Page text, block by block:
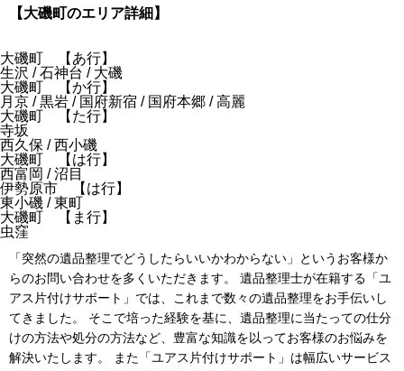
【大磯町のエリア詳細】
大磯町 【あ行】
生沢 / 石神台 / 大磯
大磯町 【か行】
月京 / 黒岩 / 国府新宿 / 国府本郷 / 高麗
大磯町 【た行】
寺坂
西久保 / 西小磯
大磯町 【は行】
西富岡 / 沼目
伊勢原市 【は行】
東小磯 / 東町
大磯町 【ま行】
虫窪
「突然の遺品整理でどうしたらいいかわからない」というお客様か
らのお問い合わせを多くいただきます。 遺品整理士が在籍する「ユ
アス片付けサポート」では、これまで数々の遺品整理をお手伝いし
てきました。 そこで培った経験を基に、遺品整理に当たっての仕分
けの方法や処分の方法など、豊富な知識を以ってお客様のお悩みを
解決いたします。 また「ユアス片付けサポート」は幅広いサービス